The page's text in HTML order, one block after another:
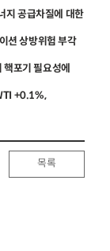
지 공급차질에 대한
션 상방위험 부각
포기 필요성에
+0.1%,
목록